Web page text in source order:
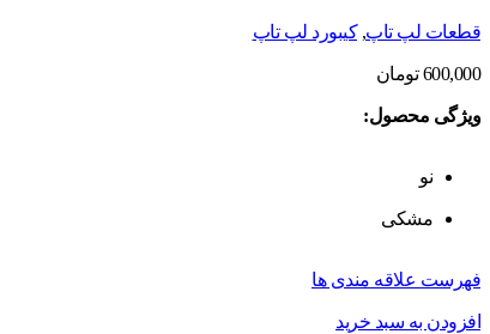
قطعات لپ تاپ,کیبورد لپ تاپ
600,000 تومان
ویژگی محصول:
نو
مشکی
فهرست علاقه مندی ها
افزودن به سبد خرید